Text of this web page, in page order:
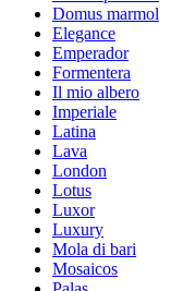
Domus marmol
Elegance
Emperador
Formentera
Il mio albero
Imperiale
Latina
Lava
London
Lotus
Luxor
Luxury
Mola di bari
Mosaicos